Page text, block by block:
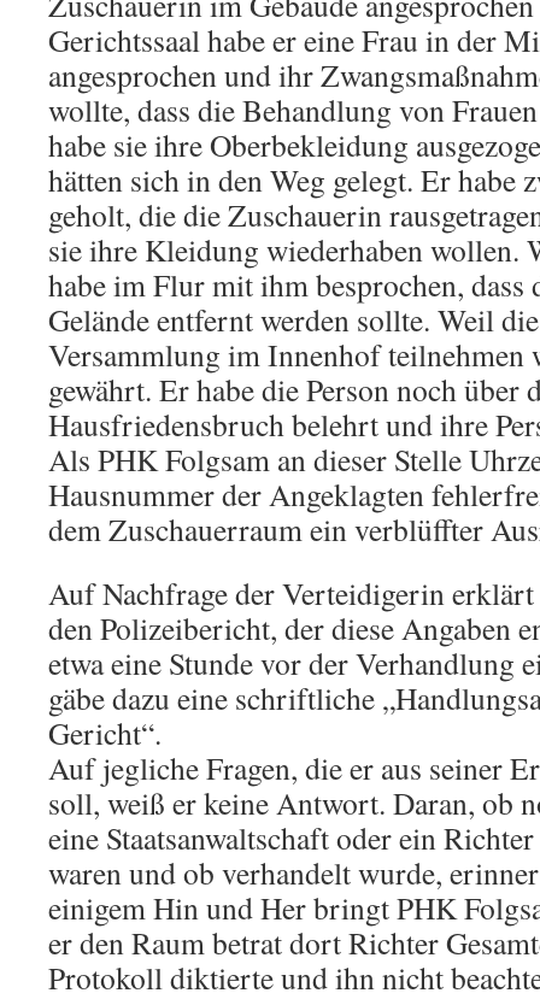
Gerichtssaal habe er eine Frau in der
angesprochen und ihr
wollte, dass die Behandlung von
habe sie ihre Oberbekleidung
hätten sich in den Weg gelegt. Er habe
geholt, die die Zuschauerin
sie ihre Kleidung wiederhaben wollen.
habe im Flur mit ihm besprochen, dass
Gelände entfernt werden sollte. Weil
Versammlung im Innenhof teilnehmen
gewährt. Er habe die Person noch
Hausfriedensbruch belehrt und ihre
Als PHK Folgsam an dieser Stelle
Hausnummer der Angeklagten
dem Zuschauerraum ein verblüffter
Auf Nachfrage der Verteidigerin
den Polizeibericht, der diese Angaben
etwa eine Stunde vor der Verhandlung
gäbe dazu eine schriftliche
Gericht“.
Auf jegliche Fragen, die er aus seiner
soll, weiß er keine Antwort. Daran, ob
eine Staatsanwaltschaft oder ein
waren und ob verhandelt wurde,
einigem Hin und Her bringt PHK
er den Raum betrat dort Richter
Protokoll diktierte und ihn nicht